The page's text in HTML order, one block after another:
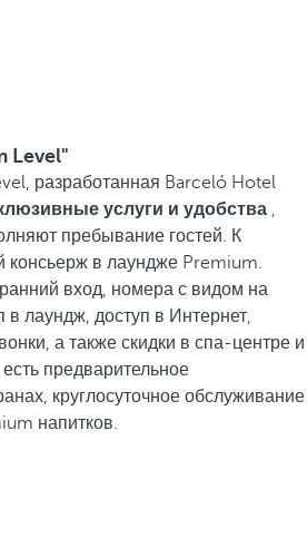
Level"
разработанная Barceló Hotel
услуги и удобства
пребывание гостей. К
консьерж в лаундже Premium.
вход, номера с видом на
лаундж, доступ в Интернет,
а также скидки в спа-центре и
предварительное
круглосуточное обслуживание
напитков.